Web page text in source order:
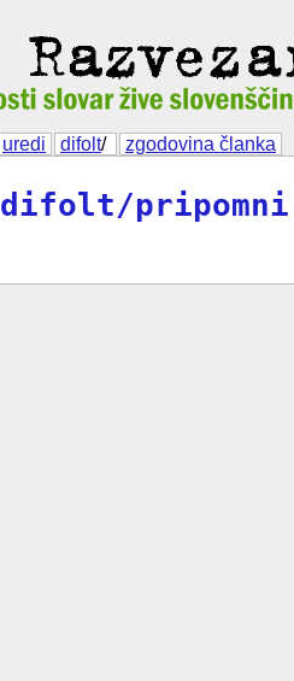
uredi difolt/ zgodovina članka
difolt/pripomni